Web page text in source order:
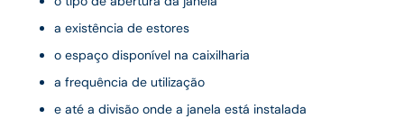
a existência de estores
o espaço disponível na caixilharia
a frequência de utilização
e até a divisão onde a janela está instalada